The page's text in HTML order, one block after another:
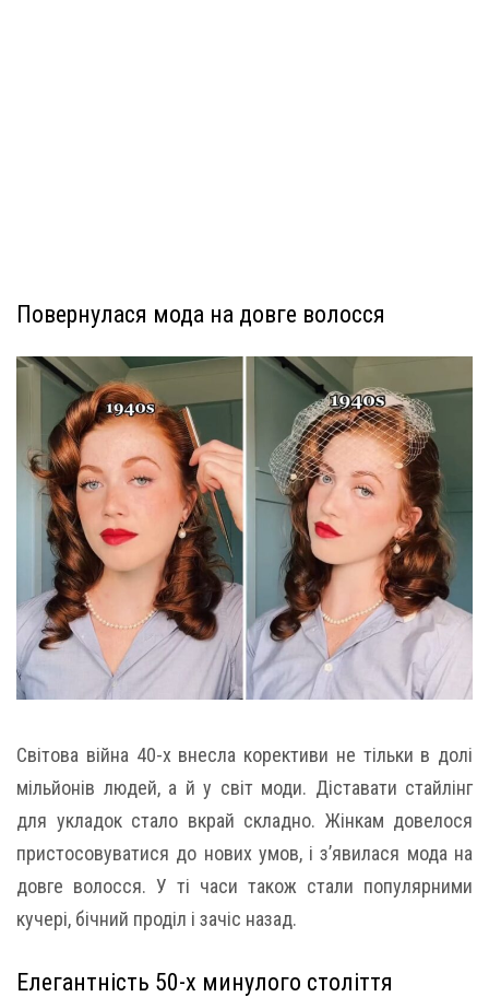
Повернулася мода на довге волосся
Світова війна 40-х внесла корективи не тільки в долі
мільйонів людей, а й у світ моди. Діставати стайлінг
для укладок стало вкрай складно. Жінкам довелося
пристосовуватися до нових умов, і з’явилася мода на
довге волосся. У ті часи також стали популярними
кучері, бічний проділ і зачіс назад.
Елегантність 50-х минулого століття